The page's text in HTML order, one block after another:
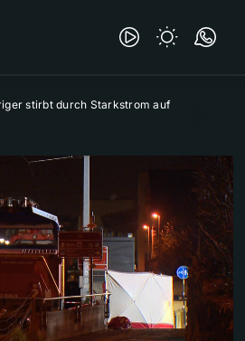
stirbt durch Starkstrom auf